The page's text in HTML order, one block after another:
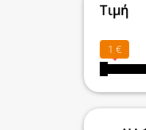
Τιμή
1 €